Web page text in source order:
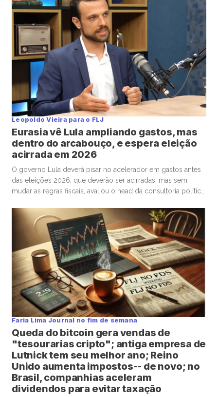
Leopoldo Vieira para o FLJ
Eurasia vê Lula ampliando gastos, mas
dentro do arcabouço, e espera eleição
acirrada em 2026
O governo Lula deverá pisar no acelerador em gastos antes
das eleições 2026, que deverão ser acirradas, mas sem
mudar as regras fiscais, avaliou o head da consultoria política
político e colunista do Faria Lima Journal, Leopoldo Vieira.
Na conversa, o diretor da Eurasia fez […]
Faria Lima Journal no fim de semana
Queda do bitcoin gera vendas de
"tesourarias cripto"; antiga empresa de
Lutnick tem seu melhor ano; Reino
Unido aumenta impostos-- de novo; no
Brasil, companhias aceleram
dividendos para evitar taxação